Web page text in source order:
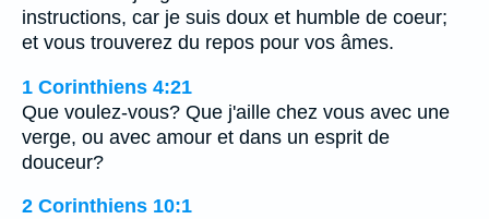
instructions, car je suis doux et humble de coeur;
et vous trouverez du repos pour vos âmes.
1 Corinthiens 4:21
Que voulez-vous? Que j'aille chez vous avec une
verge, ou avec amour et dans un esprit de
douceur?
2 Corinthiens 10:1